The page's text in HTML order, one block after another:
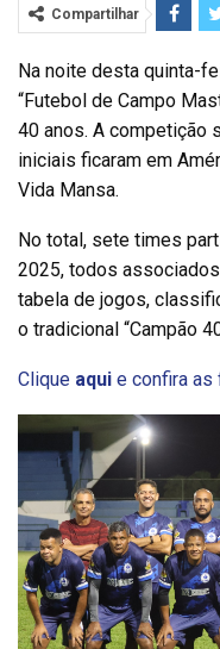
Compartilhar
Na noite desta quinta-
“Futebol de Campo
40 anos. A competição
iniciais ficaram em
Vida Mansa.
No total, sete times
2025, todos
tabela de jogos,
o tradicional “Campão
Clique aqui e confira as